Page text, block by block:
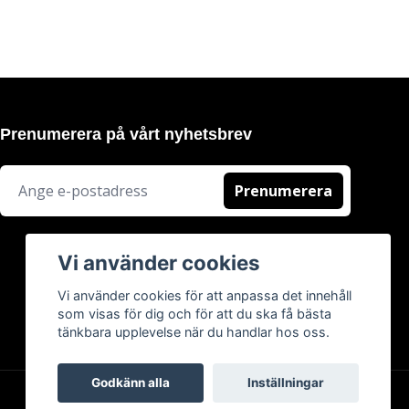
Prenumerera på vårt nyhetsbrev
Prenumerera
Vi använder cookies
Vi använder cookies för att anpassa det innehåll
som visas för dig och för att du ska få bästa
tänkbara upplevelse när du handlar hos oss.
Godkänn alla Inställningar